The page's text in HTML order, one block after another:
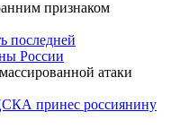
последней
России
принес россиянину